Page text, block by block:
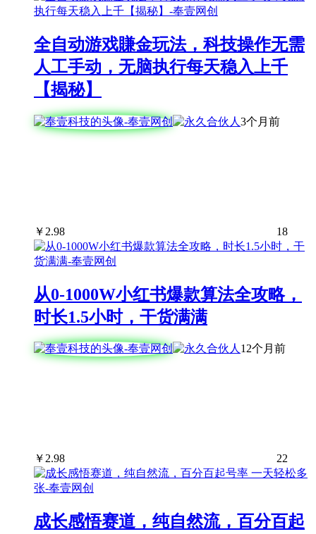
全自动游戏賺金玩法，科技操作无需
人工手动，无脑执行每天稳入上千
【揭秘】
3个月前
￥ 2.98 18
从0-1000W小红书爆款算法全攻略，
时长1.5小时，干货满满
12个月前
￥2.98 22
成长感悟赛道，纯自然流，百分百起